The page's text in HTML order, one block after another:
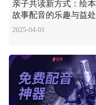
亲子共读新方式：绘本
故事配音的乐趣与益处
2025-04-01